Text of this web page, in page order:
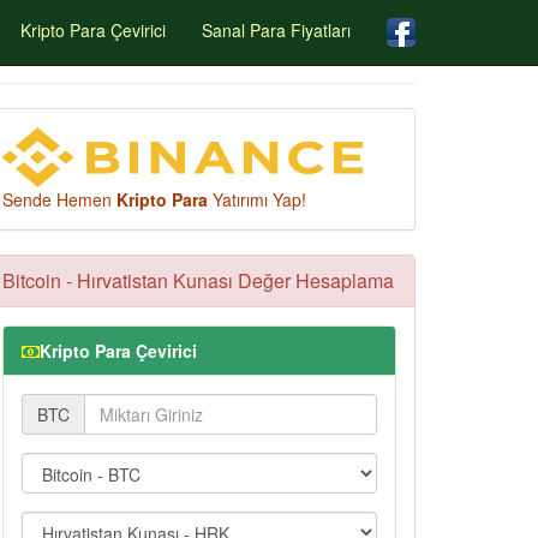
Kripto Para Çevirici Sanal Para Fiyatları
Sende Hemen Kripto Para Yatırımı Yap!
Bitcoin - Hırvatistan Kunası Değer Hesaplama
Kripto Para Çevirici
BTC